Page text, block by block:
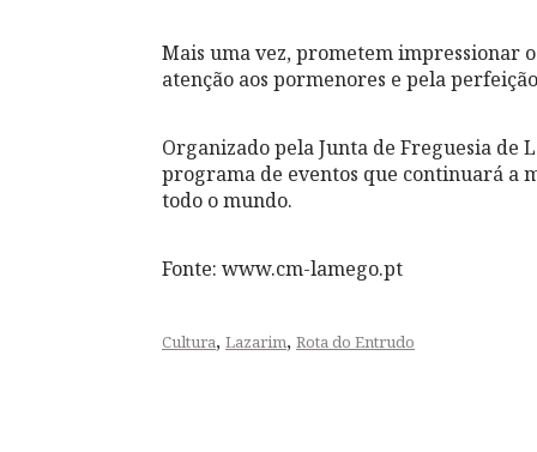
Mais uma vez, prometem impressionar
atenção aos pormenores e pela
Organizado pela Junta de Freguesia de
programa de eventos que continuará a
todo o mundo.
Fonte: www.cm-lamego.pt
Cultura, Lazarim, Rota do Entrudo